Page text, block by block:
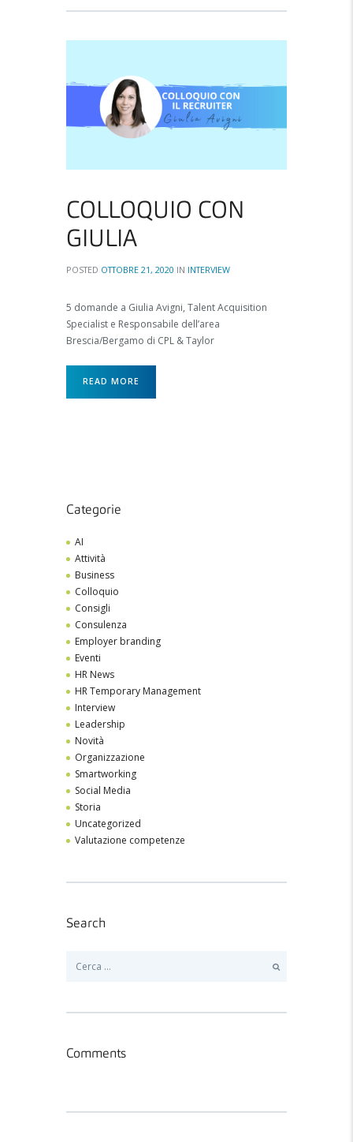
COLLOQUIO CON
GIULIA
POSTED OTTOBRE 21, 2020 IN INTERVIEW
5 domande a Giulia Avigni, Talent Acquisition
Specialist e Responsabile dell’area
Brescia/Bergamo di CPL & Taylor
READ MORE
Categorie
AI
Attività
Business
Colloquio
Consigli
Consulenza
Employer branding
Eventi
HR News
HR Temporary Management
Interview
Leadership
Novità
Organizzazione
Smartworking
Social Media
Storia
Uncategorized
Valutazione competenze
Search
Comments